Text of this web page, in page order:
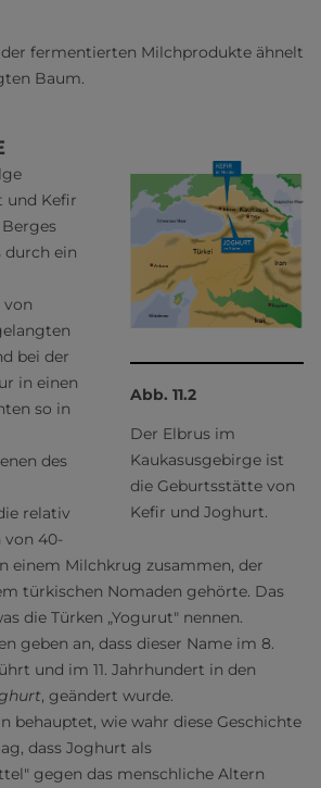
fermentierten Milchprodukte ähnelt
Baum.
Abb. 11.2
Der Elbrus im
Kaukasusgebirge ist
die Geburtsstätte von
Kefir und Joghurt.
und Kefir
durch ein
von
bei der
in einen
so in
des
relativ
von 40-
einem Milchkrug zusammen, der
türkischen Nomaden gehörte. Das
die Türken „Yogurut" nennen.
geben an, dass dieser Name im 8.
und im 11. Jahrhundert in den
, geändert wurde.
behauptet, wie wahr diese Geschichte
dass Joghurt als
gegen das menschliche Altern